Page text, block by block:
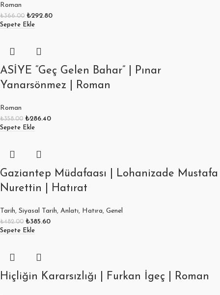
Roman
₺366.00 ₺292.80
Sepete Ekle
ASİYE “Geç Gelen Bahar” | Pınar
Yanarsönmez | Roman
Roman
₺358.00 ₺286.40
Sepete Ekle
Gaziantep Müdafaası | Lohanizade Mustafa
Nurettin | Hatırat
Tarih, Siyasal Tarih, Anlatı, Hatıra, Genel
₺482.00 ₺385.60
Sepete Ekle
Hiçliğin Kararsızlığı | Furkan İgeç | Roman